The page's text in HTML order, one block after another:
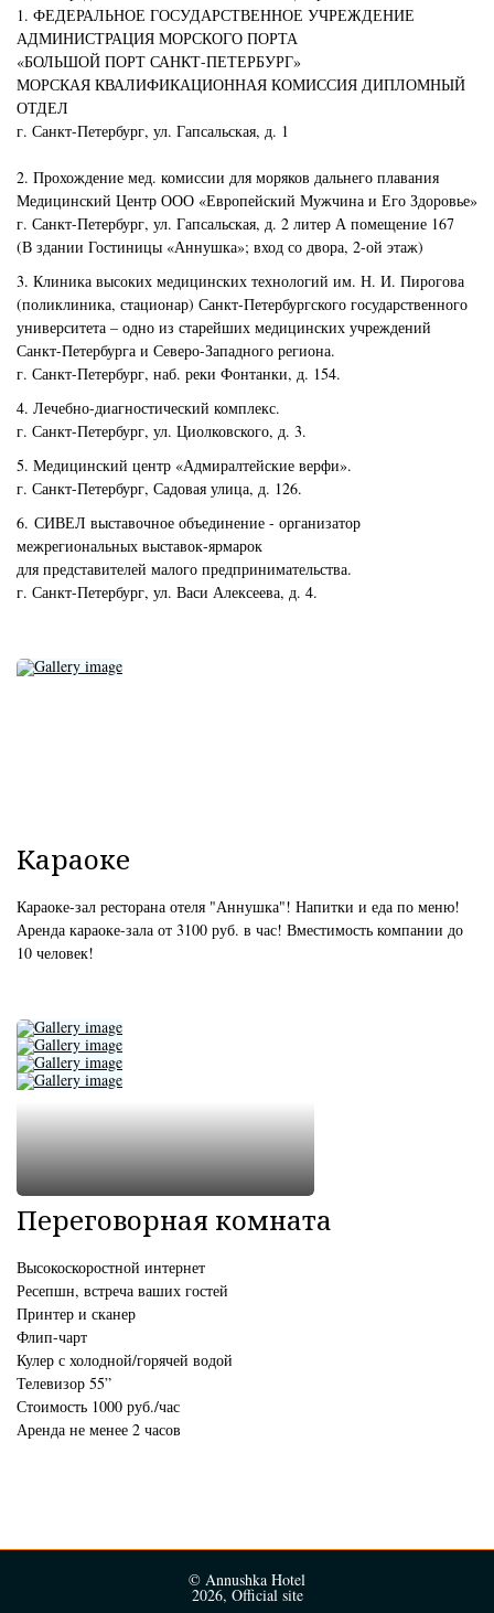
1. ФЕДЕРАЛЬНОЕ ГОСУДАРСТВЕННОЕ УЧРЕЖДЕНИЕ
АДМИНИСТРАЦИЯ МОРСКОГО ПОРТА
«БОЛЬШОЙ ПОРТ САНКТ-ПЕТЕРБУРГ»
МОРСКАЯ КВАЛИФИКАЦИОННАЯ КОМИССИЯ ДИПЛОМНЫЙ
ОТДЕЛ
г. Санкт-Петербург, ул. Гапсальская, д. 1
2. Прохождение мед. комиссии для моряков дальнего плавания
Медицинский Центр ООО «Европейский Мужчина и Его Здоровье»
г. Санкт-Петербург, ул. Гапсальская, д. 2 литер А помещение 167
(В здании Гостиницы «Аннушка»; вход со двора, 2-ой этаж)
3. Клиника высоких медицинских технологий им. Н. И. Пирогова
(поликлиника, стационар) Санкт-Петербургского государственного
университета – одно из старейших медицинских учреждений
Санкт-Петербурга и Северо-Западного региона.
г. Санкт-Петербург, наб. реки Фонтанки, д. 154.
4. Лечебно-диагностический комплекс.
г. Санкт-Петербург, ул. Циолковского, д. 3.
5. Медицинский центр «Адмиралтейские верфи».
г. Санкт-Петербург, Садовая улица, д. 126.
6. СИВЕЛ выставочное объединение - организатор
межрегиональных выставок-ярмарок
для представителей малого предпринимательства.
г. Санкт-Петербург, ул. Васи Алексеева, д. 4.
Караоке
Караоке-зал ресторана отеля "Аннушка"! Напитки и еда по меню!
Аренда караоке-зала от 3100 руб. в час! Вместимость компании до
10 человек!
Переговорная комната
Высокоскоростной интернет
Ресепшн, встреча ваших гостей
Принтер и сканер
Флип-чарт
Кулер с холодной/горячей водой
Телевизор 55”
Стоимость 1000 руб./час
Аренда не менее 2 часов
© Annushka Hotel
2026, Official site